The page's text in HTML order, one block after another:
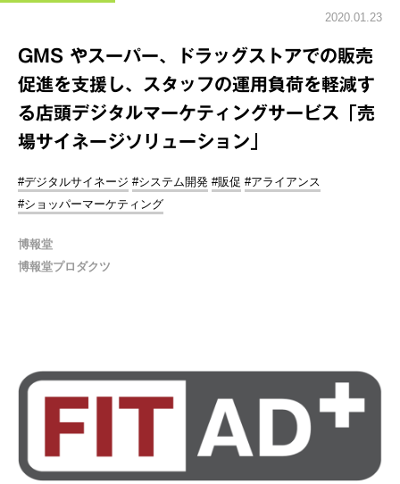
2020.01.23
GMS やスーパー、ドラッグストアでの販売
促進を⽀援し、スタッフの運⽤負荷を軽減す
る店頭デジタルマーケティングサービス「売
場サイネージソリューション」
#デジタルサイネージ #システム開発 #販促 #アライアンス
#ショッパーマーケティング
博報堂
博報堂プロダクツ